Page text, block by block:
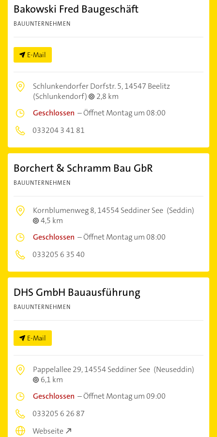
Bakowski Fred Baugeschäft
BAUUNTERNEHMEN
E-Mail
Schlunkendorfer Dorfstr. 5,14547 Beelitz
(Schlunkendorf)
2,8 km
Geschlossen –Öffnet Montag um 08:00
033204 3 41 81
Borchert & Schramm Bau GbR
BAUUNTERNEHMEN
Kornblumenweg 8,14554 Seddiner See (Seddin)
4,5 km
Geschlossen –Öffnet Montag um 08:00
033205 6 35 40
DHS GmbH Bauausführung
BAUUNTERNEHMEN
E-Mail
Pappelallee 29,14554 Seddiner See (Neuseddin)
6,1 km
Geschlossen –Öffnet Montag um 09:00
033205 6 26 87
Webseite